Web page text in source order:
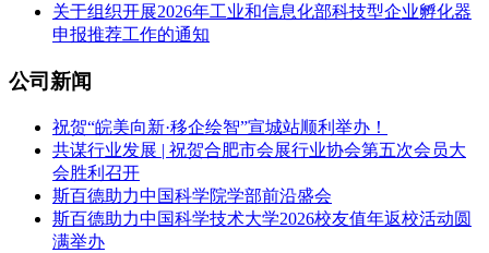
关于组织开展2026年工业和信息化部科技型企业孵化器
申报推荐工作的通知
公司新闻
祝贺“皖美向新·移企绘智”宣城站顺利举办！
共谋行业发展 | 祝贺合肥市会展行业协会第五次会员大
会胜利召开
斯百德助力中国科学院学部前沿盛会
斯百德助力中国科学技术大学2026校友值年返校活动圆
满举办